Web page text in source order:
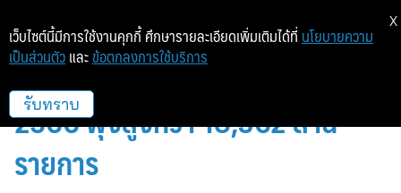
NITMX เผยยอดใช้ “พร้อมเพย์” ปี
2566 พุ่งสูงกว่า 18,362 ล้าน
รายการ
เว็บไซต์นี้มีการใช้งานคุกกี้ ศึกษารายละเอียดเพิ่มเติมได้ที่ นโยบายความ
เป็นส่วนตัว และ ข้อตกลงการใช้บริการ
รับทราบ
X